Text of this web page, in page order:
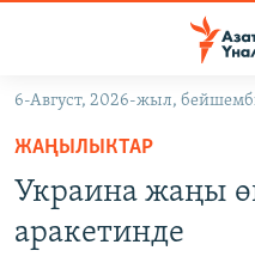
Навигацияга
өтүңүз
Издөөгө
салыңызКЫРГЫЗСТАН
ДҮЙНӨ
УКРАИНА
6-Август, 2026-жыл,
ЖАҢЫЛЫКТАР
Украина жаңы
аракетинде